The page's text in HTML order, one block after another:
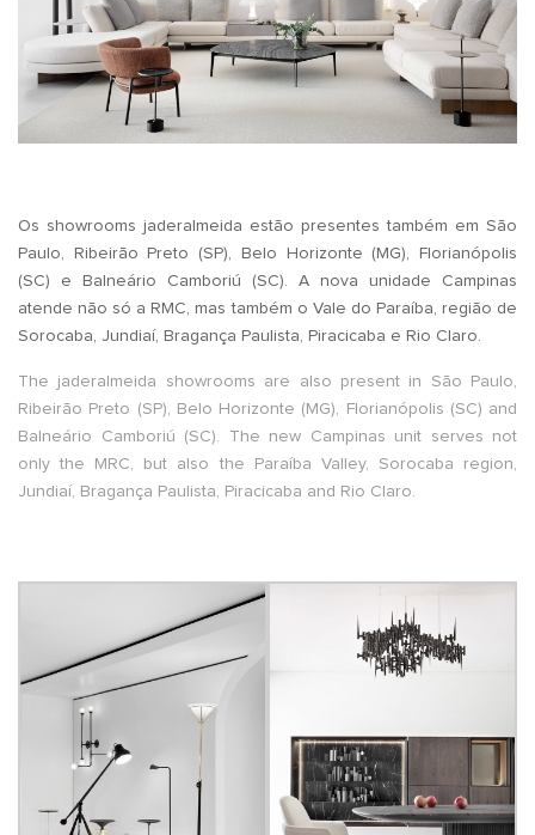
Os showrooms jaderalmeida estão presentes também em São
Paulo, Ribeirão Preto (SP), Belo Horizonte (MG), Florianópolis
(SC) e Balneário Camboriú (SC). A nova unidade Campinas
atende não só a RMC, mas também o Vale do Paraíba, região de
Sorocaba, Jundiaí, Bragança Paulista, Piracicaba e Rio Claro.
The jaderalmeida showrooms are also present in São Paulo,
Ribeirão Preto (SP), Belo Horizonte (MG), Florianópolis (SC) and
Balneário Camboriú (SC). The new Campinas unit serves not
only the MRC, but also the Paraíba Valley, Sorocaba region,
Jundiaí, Bragança Paulista, Piracicaba and Rio Claro.